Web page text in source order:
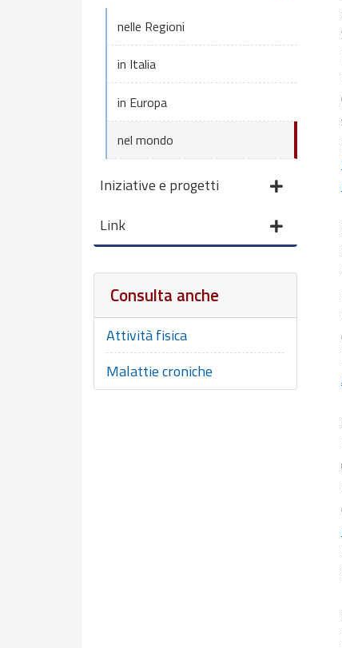
nelle Regioni
in Italia
in Europa
nel mondo
Iniziative e progetti
Link
Consulta anche
Attività fisica
Malattie croniche